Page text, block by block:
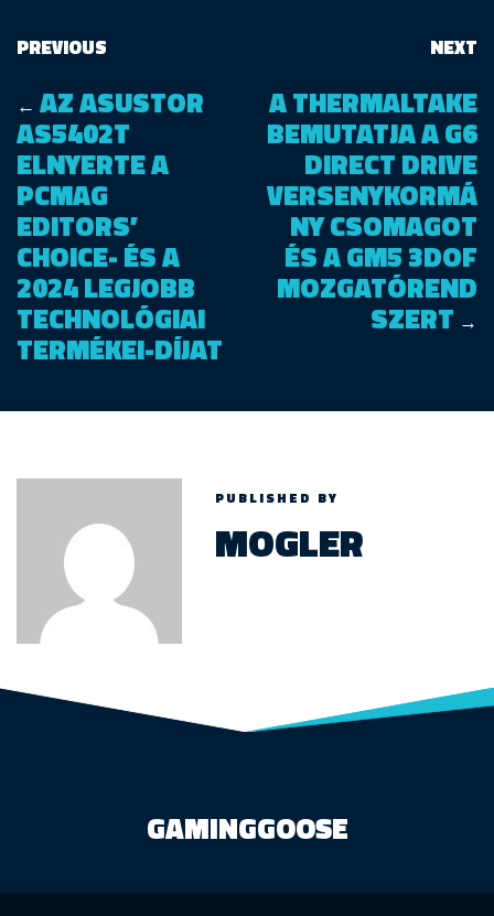
PREVIOUS
← AZ ASUSTOR
AS5402T
ELNYERTE A
PCMAG
EDITORS’
CHOICE- ÉS A
2024 LEGJOBB
TECHNOLÓGIAI
TERMÉKEI-DÍJAT
NEXT
A THERMALTAKE
BEMUTATJA A G6
DIRECT DRIVE
VERSENYKORMÁ
NY CSOMAGOT
ÉS A GM5 3DOF
MOZGATÓREND
SZERT →
PUBLISHED BY
MOGLER
GAMINGGOOSE